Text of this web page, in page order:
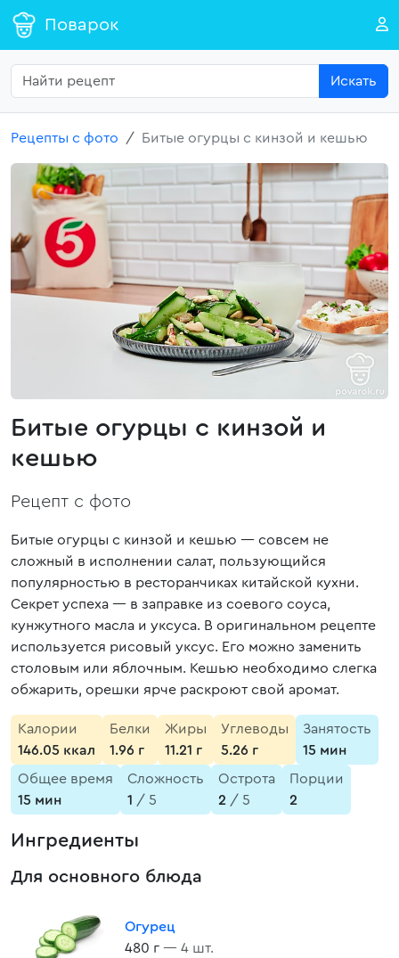
Поварок
Искать
Рецепты с фото Битые огурцы с кинзой и кешью
Битые огурцы с кинзой и
кешью
Рецепт с фото
Битые огурцы с кинзой и кешью — совсем не
сложный в исполнении салат, пользующийся
популярностью в ресторанчиках китайской кухни.
Секрет успеха — в заправке из соевого соуса,
кунжутного масла и уксуса. В оригинальном рецепте
используется рисовый уксус. Его можно заменить
столовым или яблочным. Кешью необходимо слегка
обжарить, орешки ярче раскроют свой аромат.
Калории
146.05 ккал
Белки
1.96 г
Жиры
11.21 г
Углеводы
5.26 г
Занятость
15 мин
Общее время
15 мин
Сложность
1 / 5
Острота
2 / 5
Порции
2
Ингредиенты
Для основного блюда
Огурец
480 г — 4 шт.